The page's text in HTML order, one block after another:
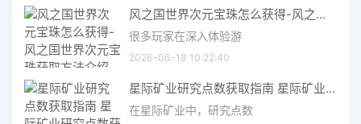
风之国世界次元宝珠怎么获得-风之国世界次元宝珠获取方法介绍
很多玩家在深入体验游
2026-06-18 10:22:40
星际矿业研究点数获取指南 星际矿业研究点数获取方法
在星际矿业中，研究点数